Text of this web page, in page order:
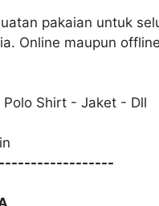
pakaian untuk
Online maupun
Shirt - Jaket - Dll